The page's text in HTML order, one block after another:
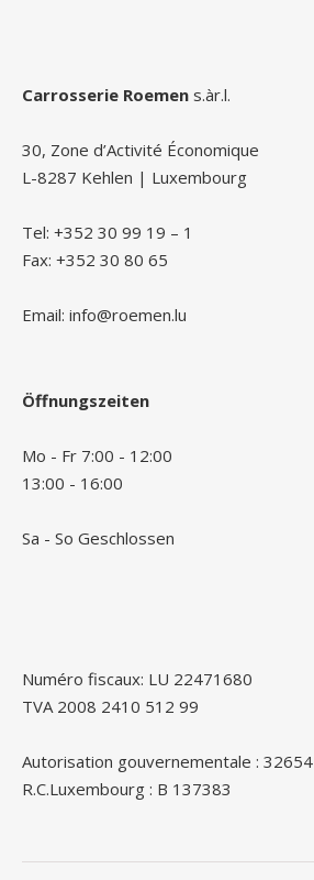
Carrosserie Roemen s.àr.l.
30, Zone d’Activité Économique
L-8287 Kehlen | Luxembourg
Tel: +352 30 99 19 – 1
Fax: +352 30 80 65
Email: info@roemen.lu
Öffnungszeiten
Mo - Fr 7:00 - 12:00
13:00 - 16:00
Sa - So Geschlossen
Numéro fiscaux: LU 22471680
TVA 2008 2410 512 99
Autorisation gouvernementale : 32654
R.C.Luxembourg : B 137383